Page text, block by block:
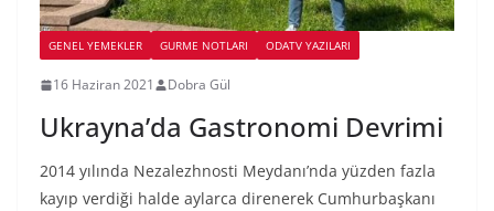
GENEL YEMEKLER GURME NOTLARI ODATV YAZILARI
16 Haziran 2021 Dobra Gül
Ukrayna’da Gastronomi Devrimi
2014 yılında Nezalezhnosti Meydanı’nda yüzden fazla
kayıp verdiği halde aylarca direnerek Cumhurbaşkanı